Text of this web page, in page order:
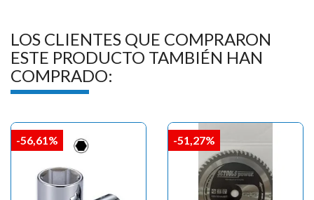
LOS CLIENTES QUE COMPRARON
ESTE PRODUCTO TAMBIÉN HAN
COMPRADO:
-56,61% -51,27%